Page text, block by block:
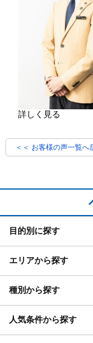
詳しく見る
＜＜ お客様の声一覧へ
目的別に探す
エリアから探す
種別から探す
人気条件から探す